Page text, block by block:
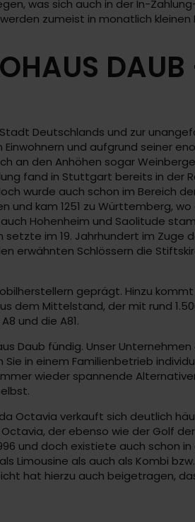
was sich auch in der In-
zumeist in monatlich
DAUB
Deutschlands und zur
und aufgrund seiner
an den Anhöhen sogar
fand in Stuttgart bereits in
wurde auch schon im
und kam 1251 zu Württemberg,
Hohenheim und Saolitude
im 19. Jahrhundert im Zuge
Schlössern die
geprägt. Hinzu
dem Mittelstand, der mit rund
und die A81.
Daub fündig. Unser
in einem Familienbetrieb
wieder spannende
Octavia verkauft sich deutlich
der ebenso wie der Golf
und doch existiete auch schon
Limousine als auch als Kombi
hat hierzu auch beigetragen,